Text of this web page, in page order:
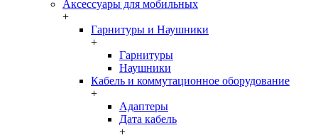
Аксессуары для мобильных
+
Гарнитуры и Наушники
+
Гарнитуры
Наушники
Кабель и коммутационное оборудование
+
Адаптеры
Дата кабель
+